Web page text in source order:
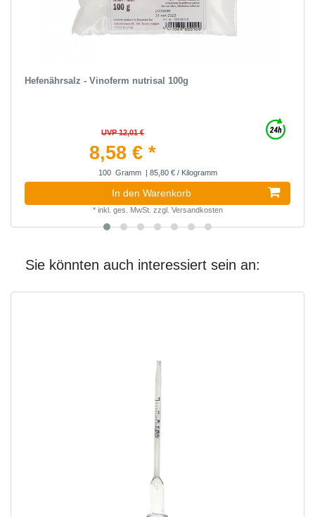
Hefenährsalz - Vinoferm nutrisal 100g
UVP 12,01 €
8,58 € *
100 Gramm | 85,80 € / Kilogramm
In den Warenkorb
* inkl. ges. MwSt. zzgl. Versandkosten
Sie könnten auch interessiert sein an: